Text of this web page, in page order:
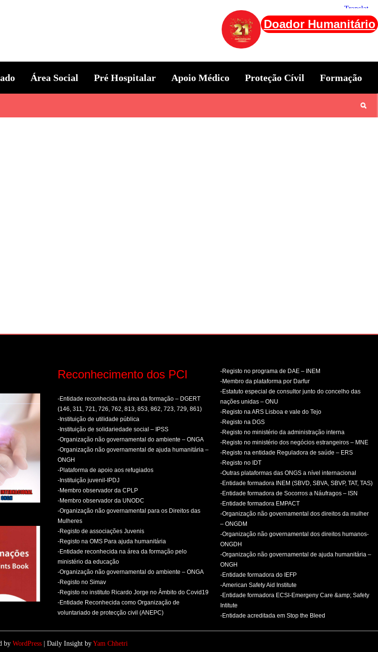
Doador Humanitário
Área Social Pré Hospitalar Apoio Médico Proteção Cívil Formação
Reconhecimento dos PCI
-Entidade reconhecida na área da formação – DGERT
(146, 311, 721, 726, 762, 813, 853, 862, 723, 729, 861)
-Instituição de utilidade pública
-Instituição de solidariedade social – IPSS
-Organização não governamental do ambiente – ONGA
-Organização não governamental de ajuda humanitária –
ONGH
-Plataforma de apoio aos refugiados
-Instituição juvenil-IPDJ
-Membro observador da CPLP
-Membro observador da UNODC
-Organização não governamental para os Direitos das
Mulheres
-Registo de associações Juvenis
-Registo na OMS Para ajuda humanitária
-Entidade reconhecida na área da formação pelo
ministério da educação
-Organização não governamental do ambiente – ONGA
-Registo no Simav
-Registo no instituto Ricardo Jorge no Âmbito do Covid19
-Entidade Reconhecida como Organização de
voluntariado de protecção civil (ANEPC)
-Registo no programa de DAE – INEM
-Membro da plataforma por Darfur
-Estatuto especial de consultor junto do concelho das
nações unidas – ONU
-Registo na ARS Lisboa e vale do Tejo
-Registo na DGS
-Registo no ministério da administração interna
-Registo no ministério dos negócios estrangeiros – MNE
-Registo na entidade Reguladora de saúde – ERS
-Registo no IDT
-Outras plataformas das ONGS a nível internacional
-Entidade formadora INEM (SBVD, SBVA, SBVP, TAT, TAS)
-Entidade formadora de Socorros a Náufragos – ISN
-Entidade formadora EMPACT
-Organização não governamental dos direitos da mulher
– ONGDM
-Organização não governamental dos direitos humanos-
ONGDH
-Organização não governamental de ajuda humanitária –
ONGH
-Entidade formadora do IEFP
-American Safety Aid Institute
-Entidade formadora ECSI-Emergeny Care &amp; Safety
Intitute
-Entidade acreditada em Stop the Bleed
by WordPress| Daily Insight by Yam Chhetri